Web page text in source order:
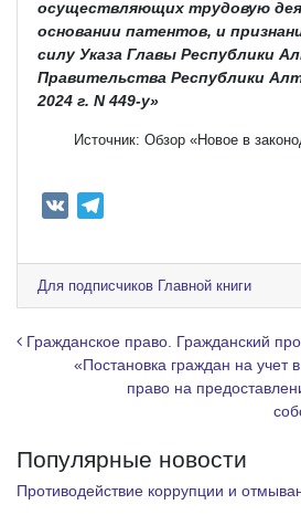
осуществляющих трудовую
основании патентов, и
силу Указа Главы Республики
Правительства Республики
2024 г. N 449-у»
Источник: Обзор «Новое в
e
g
r
a
Для подписчиков Главной книги
Навигация по
Гражданское право. Гражданский
«Постановка граждан на учет
право на
Популярные новости
Противодействие коррупции и